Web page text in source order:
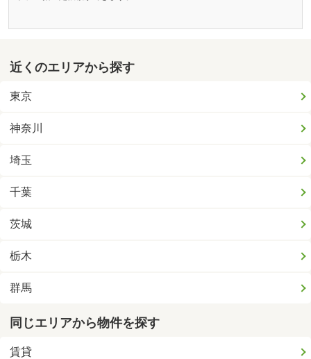
近くのエリアから探す
東京
神奈川
埼玉
千葉
茨城
栃木
群馬
同じエリアから物件を探す
賃貸